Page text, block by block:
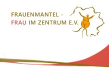
Inhalt